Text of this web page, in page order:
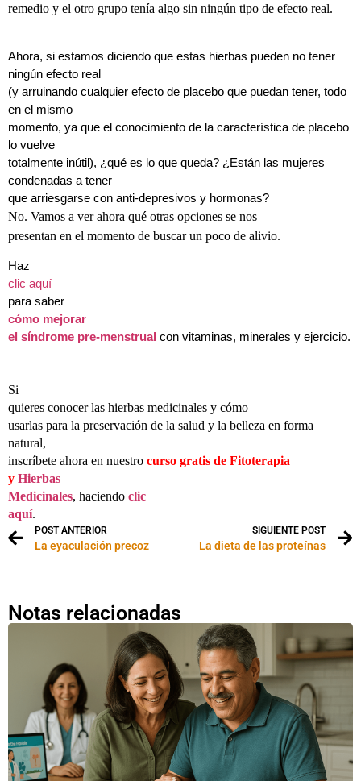
remedio y el otro grupo tenía algo sin ningún tipo de efecto real.
Ahora, si estamos diciendo que estas hierbas pueden no tener
ningún efecto real
(y arruinando cualquier efecto de placebo que puedan tener, todo
en el mismo
momento, ya que el conocimiento de la característica de placebo
lo vuelve
totalmente inútil), ¿qué es lo que queda? ¿Están las mujeres
condenadas a tener
que arriesgarse con anti-depresivos y hormonas?
No. Vamos a ver ahora qué otras opciones se nos
presentan en el momento de buscar un poco de alivio.
Haz
clic aquí
para saber
cómo mejorar
el síndrome pre-menstrual con vitaminas, minerales y ejercicio.
Si
quieres conocerlas hierbas medicinales y cómo
usarlas para la preservación de la salud y la belleza en forma
natural,
inscríbete ahora en nuestro curso gratis de Fitoterapia
y Hierbas
Medicinales, haciendo clic
aquí.
POST ANTERIOR
La eyaculación precoz
SIGUIENTE POST
La dieta de las proteínas
Notas relacionadas